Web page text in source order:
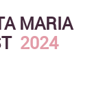
MARIA
2024